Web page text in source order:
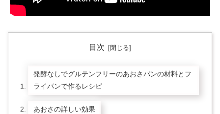
目次
発酵なしでグルテンフリーのあおさパンの材料とフ
ライパンで作るレシピ
あおさの詳しい効果